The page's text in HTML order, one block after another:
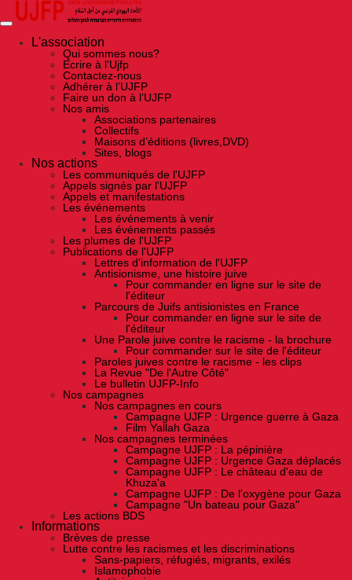
Skip
the
contentL'association
Qui sommes nous?
Ecrire à l’Ujfp
Contactez-nous
Adhérer à l’UJFP
Faire un don à l’UJFP
Nos amis
Associations partenaires
Collectifs
Maisons d’éditions (livres,DVD)
Sites, blogs
Nos actions
Les communiqués de l'UJFP
Appels signés par l'UJFP
Appels et manifestations
Les événements
Les événements à venir
Les événements passés
Les plumes de l'UJFP
Publications de l'UJFP
Lettres d'information de l'UJFP
Antisionisme, une histoire juive
Pour commander en ligne sur le site de
l'éditeur
Parcours de Juifs antisionistes en France
Pour commander en ligne sur le site de
l'éditeur
Une Parole juive contre le racisme - la brochure
Pour commander sur le site de l'éditeur
Paroles juives contre le racisme - les clips
La Revue "De l'Autre Côté"
Le bulletin UJFP-Info
Nos campagnes
Nos campagnes en cours
Campagne UJFP : Urgence guerre à Gaza
Film Yallah Gaza
Nos campagnes terminées
Campagne UJFP : La pépinière
Campagne UJFP : Urgence Gaza déplacés
Campagne UJFP : Le château d'eau de
Khuza'a
Campagne UJFP : De l'oxygène pour Gaza
Campagne "Un bateau pour Gaza"
Les actions BDS
Informations
Brèves de presse
Lutte contre les racismes et les discriminations
Sans-papiers, réfugiés, migrants, exilés
Islamophobie